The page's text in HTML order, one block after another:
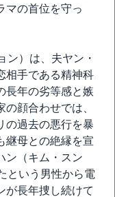
マの首位を守っ
ン）は、夫ヤン・
相手である精神科
長年の劣等感と嫉
顔合わせでは、
の過去の悪行を暴
継母との絶縁を宣
ン（キム・スン
という男性から電
が長年捜し続けて